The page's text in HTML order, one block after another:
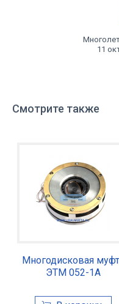
11
Смотрите также
Многодисковая
ЭТМ 052-1А